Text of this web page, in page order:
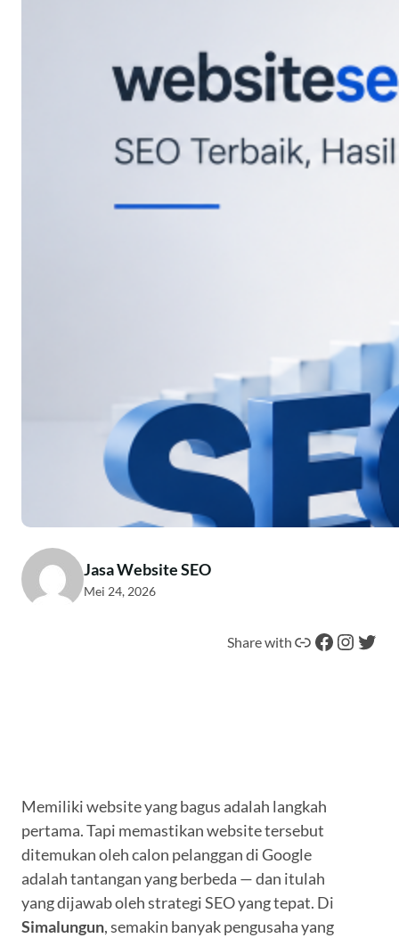
Jasa Website SEO
Mei 24, 2026
Share with Tautan Facebook Instagram Twitter
Memiliki website yang bagus adalah langkah
pertama. Tapi memastikan website tersebut
ditemukan oleh calon pelanggan di Google
adalah tantangan yang berbeda — dan itulah
yang dijawab oleh strategi SEO yang tepat. Di
Simalungun, semakin banyak pengusaha yang